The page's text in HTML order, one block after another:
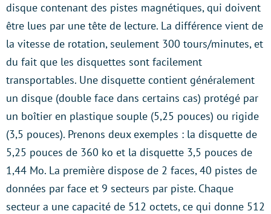
disque contenant des pistes magnétiques, qui doivent
être lues par une tête de lecture. La différence vient de
la vitesse de rotation, seulement 300 tours/minutes, et
du fait que les disquettes sont facilement
transportables. Une disquette contient généralement
un disque (double face dans certains cas) protégé par
un boîtier en plastique souple (5,25 pouces) ou rigide
(3,5 pouces). Prenons deux exemples : la disquette de
5,25 pouces de 360 ko et la disquette 3,5 pouces de
1,44 Mo. La première dispose de 2 faces, 40 pistes de
données par face et 9 secteurs par piste. Chaque
secteur a une capacité de 512 octets, ce qui donne 512